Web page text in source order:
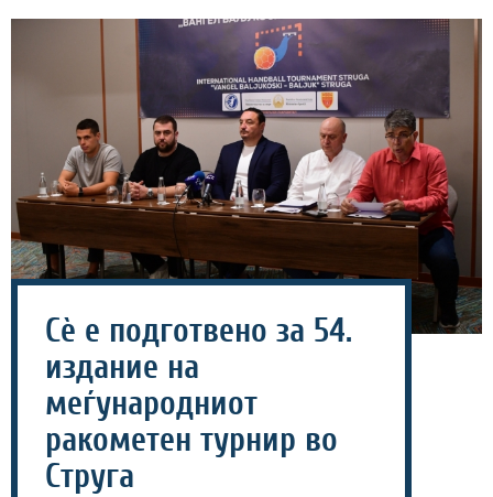
Сѐ е подготвено за 54.
издание на
меѓународниот
ракометен турнир во
Струга